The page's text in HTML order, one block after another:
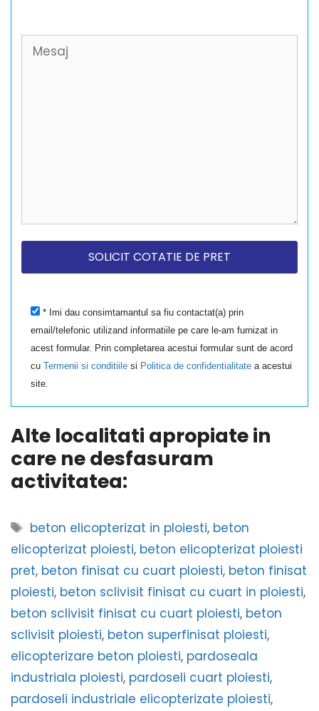
* Imi dau consimtamantul sa fiu contactat(a) prin
email/telefonic utilizand informatiile pe care le-am furnizat in
acest formular. Prin completarea acestui formular sunt de acord
cuTermenii si conditiile si Politica de confidentialitate a acestui
site.
Alte localitati apropiate in
care ne desfasuram
activitatea:
Etichete
beton elicopterizat in ploiesti, beton
elicopterizat ploiesti, beton elicopterizat ploiesti
pret, beton finisat cu cuart ploiesti, beton finisat
ploiesti, beton sclivisit finisat cu cuart in ploiesti,
beton sclivisit finisat cu cuart ploiesti, beton
sclivisit ploiesti, beton superfinisat ploiesti,
elicopterizare beton ploiesti, pardoseala
industriala ploiesti, pardoseli cuart ploiesti,
pardoseli industriale elicopterizate ploiesti,